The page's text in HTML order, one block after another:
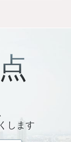
します